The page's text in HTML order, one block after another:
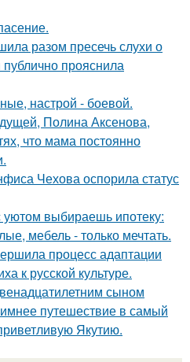
разом пресечь слухи о
прояснила
настрой - боевой.
Полина Аксенова,
что мама постоянно
Чехова оспорила статус
уютом выбираешь ипотеку:
мебель - только мечтать.
процесс адаптации
к русской культуре.
сыном
путешествие в самый
Якутию.